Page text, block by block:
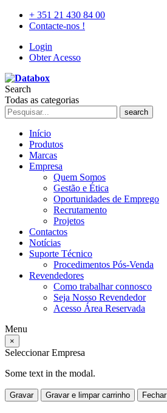
+ 351 21 430 84 00
Contacte-nos !
Login
Obter Acesso
Search
Todas as categorias
search
Início
Produtos
Marcas
Empresa
Quem Somos
Gestão e Ética
Oportunidades de Emprego
Recrutamento
Projetos
Contactos
Notícias
Suporte Técnico
Procedimentos Pós-Venda
Revendedores
Como trabalhar connosco
Seja Nosso Revendedor
Acesso Área Reservada
Menu
×
Seleccionar Empresa
Some text in the modal.
Gravar Gravar e limpar carrinho Fechar